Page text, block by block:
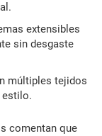
extensibles
sin desgaste
múltiples tejidos
estilo.
comentan que